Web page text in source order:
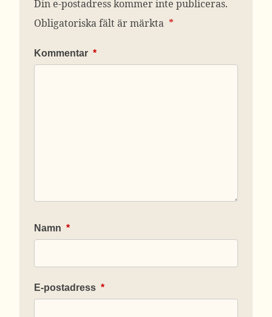
Din e-postadress kommer inte publiceras.
Obligatoriska fält är märkta *
Kommentar *
Namn *
E-postadress *